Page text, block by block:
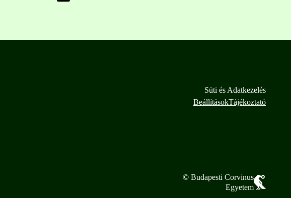
Süti és Adatkezelés
BeállításokTájékoztató
© Budapesti Corvinus
Egyetem